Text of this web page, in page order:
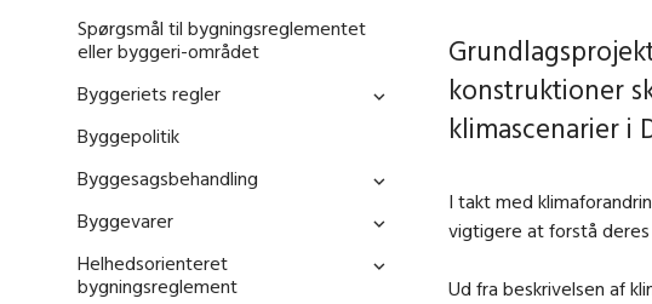
Spørgsmål til bygningsreglementet
eller byggeri-området
Byggeriets regler
Byggepolitik
Byggesagsbehandling
Byggevarer
Helhedsorienteret
bygningsreglement
konstruktioner
klimascenarier i
I takt med
vigtigere at forstå
Ud fra beskrivelsen af